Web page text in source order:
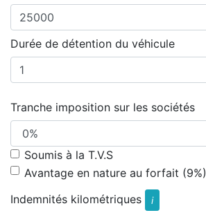
Durée de détention du véhicule
Tranche imposition sur les sociétés
Soumis à la T.V.S
Avantage en nature au forfait (9%)
Indemnités kilométriques i